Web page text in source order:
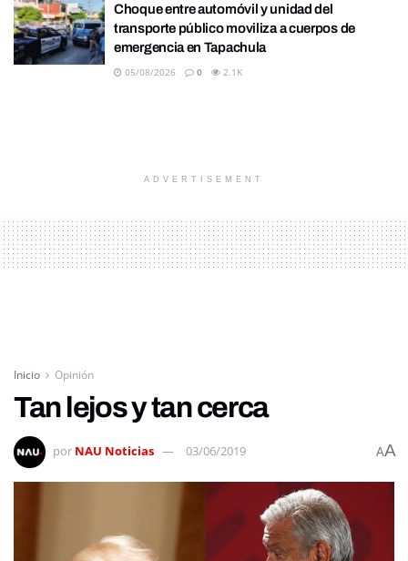
Choque entre automóvil y unidad del
transporte público moviliza a cuerpos de
emergencia en Tapachula
05/08/2026 0 2.1K
ADVERTISEMENT
Inicio Opinión
Tan lejos y tan cerca
por NAU Noticias 03/06/2019 AA